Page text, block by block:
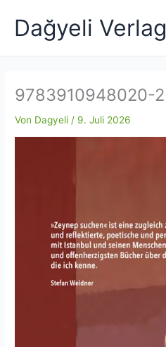
Inhalt
springen
Dağyeli Verlag
9783910948020-2
Von Dagyeli / 9. Juli 2026